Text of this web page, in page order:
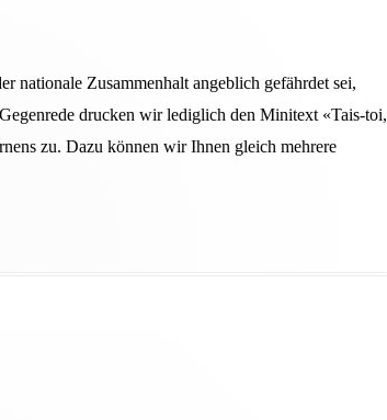
nationale Zusammen­halt angeblich gefährdet sei,
drucken wir lediglich den Minitext «Tais-toi,
zu. Dazu können wir Ihnen gleich mehrere
Oktober 2025"